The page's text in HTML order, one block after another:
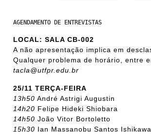
AGENDAMENTO DE ENTREVISTAS
LOCAL: SALA CB-002
A não apresentação implica em
Qualquer problema de horário, entre
tacla@utfpr.edu.br
25/11 TERÇA-FEIRA
13h50 André Astrigi Augustin
14h20 Felipe Hideki Shiobara
14h50 João Vitor Bortoletto
15h30 Ian Massanobu Santos Ishikawa